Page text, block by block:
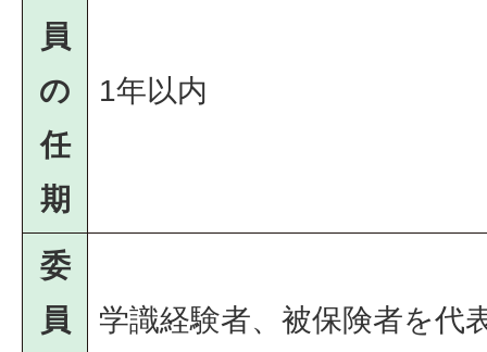
員
の
任
期
1年以内
委
員
学識経験者、被保険者を代